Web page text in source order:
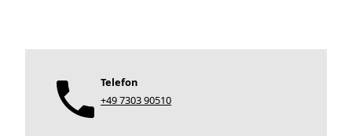
Telefon
+49 7303 90510